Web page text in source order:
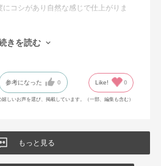
コシがあり自然な感じで仕上がりま
きを読む
参考になった 0 Like! 0
しいお声を選び、掲載しています。（一部、編集も含む）
もっと見る